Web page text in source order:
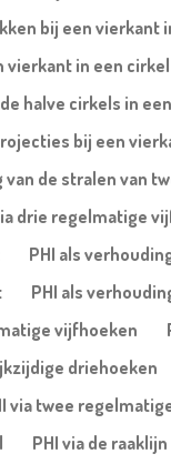
bij een vierkant
vierkant in een cirkel
halve cirkels in
bij een
van de stralen van
drie regelmatige
PHI als
PHI als
vijfhoeken
driehoeken
via twee
PHI via de